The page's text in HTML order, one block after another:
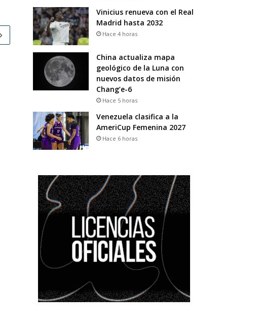
Vinicius renueva con el Real
Madrid hasta 2032
Hace 4 horas
China actualiza mapa
geológico de la Luna con
nuevos datos de misión
Chang’e-6
Hace 5 horas
Venezuela clasifica a la
AmeriCup Femenina 2027
Hace 6 horas